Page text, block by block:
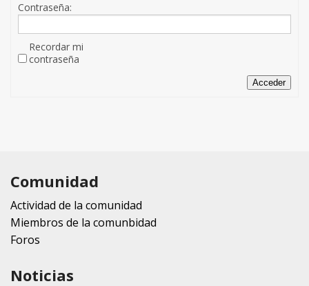
Contraseña:
Recordar mi
contraseña
Acceder
Comunidad
Actividad de la comunidad
Miembros de la comunbidad
Foros
Noticias